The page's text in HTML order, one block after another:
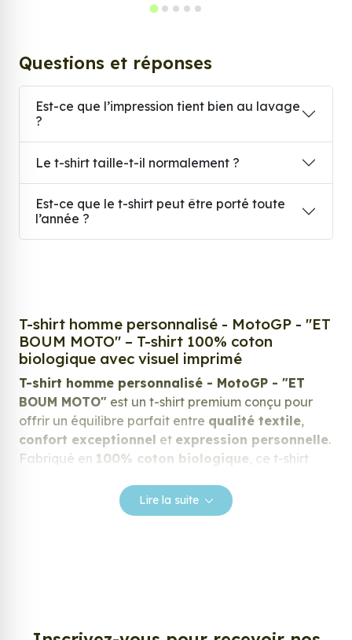
Questions et réponses
Est-ce que l’impression tient bien au lavage
?
Le t-shirt taille-t-il normalement ?
Est-ce que le t-shirt peut être porté toute
l’année ?
T-shirt homme personnalisé - MotoGP - "ET
BOUM MOTO" – T-shirt 100% coton
biologique avec visuel imprimé
T-shirt homme personnalisé - MotoGP - "ET
BOUM MOTO" est un t-shirt premium conçu pour
offrir un équilibre parfait entre qualité textile,
confort exceptionnel et expression personnelle.
Fabriqué en 100% coton biologique , ce t-shirt
Grâce à son grammage de180 g/m²
Lire la suite